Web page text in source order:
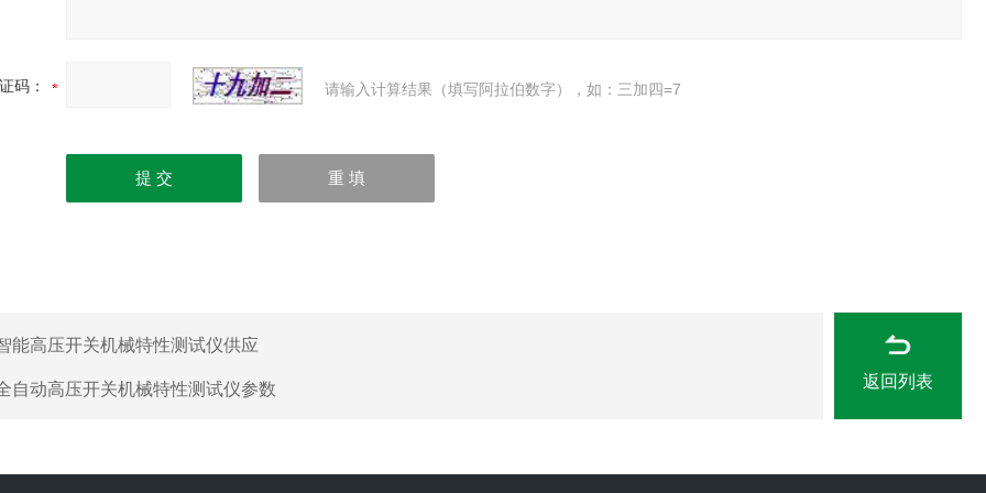
码： 请输入计算结果（填写阿拉伯数字），如：三加四=7
能高压开关机械特性测试仪供应
自动高压开关机械特性测试仪参数 返回列表